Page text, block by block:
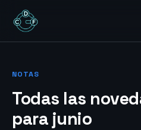
REVIEWS
NOTAS
Todas las
para junio